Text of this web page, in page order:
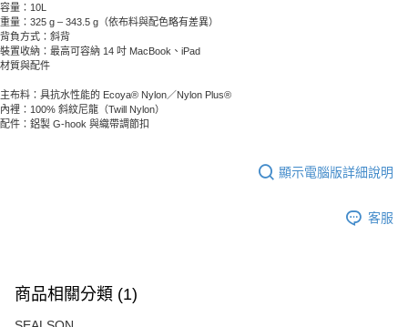
容量：10L
重量：325 g – 343.5 g（依布料與配色略有差異）
背負方式：斜背
裝置收納：最高可容納 14 吋 MacBook、iPad
材質與配件
主布料：具抗水性能的 Ecoya® Nylon／Nylon Plus®
內裡：100% 斜紋尼龍（Twill Nylon）
配件：鋁製 G-hook 與織帶調節扣
顯示電腦版詳細說明
客服
商品相關分類 (1)